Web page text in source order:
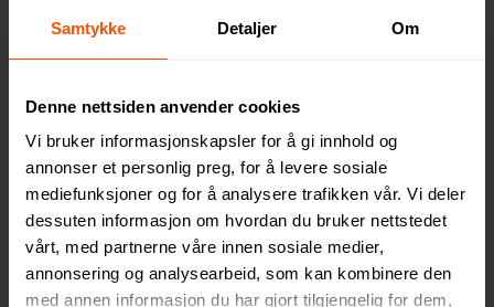
Samtykke Detaljer Om
Denne nettsiden anvender cookies
Vi bruker informasjonskapsler for å gi innhold og
annonser et personlig preg, for å levere sosiale
mediefunksjoner og for å analysere trafikken vår. Vi deler
dessuten informasjon om hvordan du bruker nettstedet
vårt, med partnerne våre innen sosiale medier,
annonsering og analysearbeid, som kan kombinere den
med annen informasjon du har gjort tilgjengelig for dem,
Gjenno
funksjo
nalitet
og
ansvarli
ge valg
tilbyr
XD